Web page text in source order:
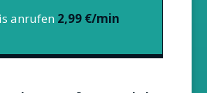
anrufen 2,99 €/min